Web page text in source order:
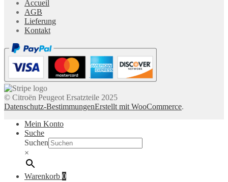
Accueil
AGB
Lieferung
Kontakt
© Citroën Peugeot Ersatzteile 2025
Datenschutz-BestimmungenErstellt mit WooCommerce.
Mein Konto
Suche
Suchen
×
Warenkorb 0